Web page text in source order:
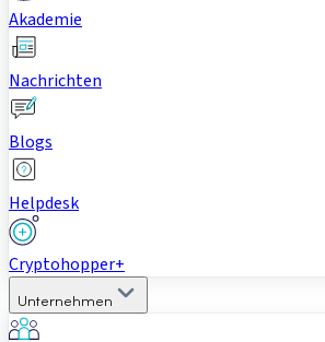
Akademie
Nachrichten
Blogs
Helpdesk
Cryptohopper+
Unternehmen